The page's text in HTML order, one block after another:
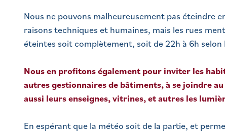
Nous ne pouvons malheureusement pas éteindre
raisons techniques et humaines, mais les rues
éteintes soit complètement, soit de 22h à 6h selon
Nous en profitons également pour inviter les
autres gestionnaires de bâtiments, à se joindre
aussi leurs enseignes, vitrines, et autres les
En espérant que la météo soit de la partie, et